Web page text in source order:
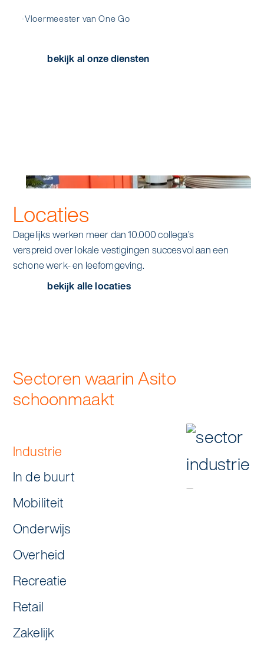
Vloermeester van One Go
bekijk al onze diensten
Locaties
Dagelijks werken meer dan 10.000 collega’s
verspreid over lokale vestigingen succesvol aan een
schone werk- en leefomgeving.
bekijk alle locaties
Sectoren waarin Asito
schoonmaakt
Industrie
In de buurt
Mobiliteit
Onderwijs
Overheid
Recreatie
Retail
Zakelijk